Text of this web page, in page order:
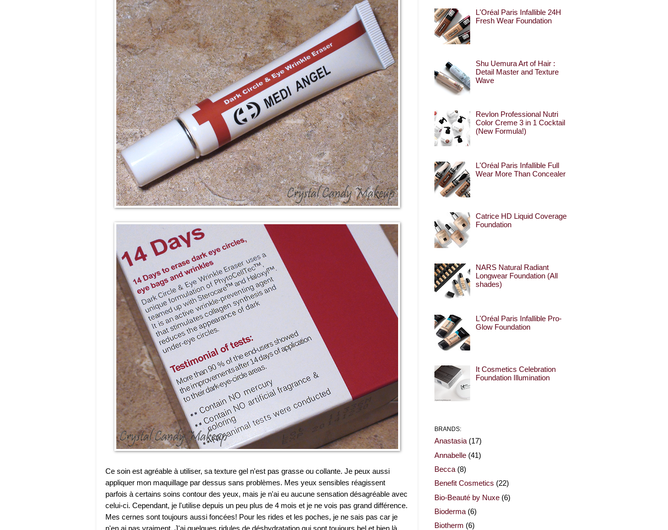
Ce soin est agréable à utiliser, sa texture gel n'est pas grasse ou collante. Je peux aussi
appliquer mon maquillage par dessus sans problèmes. Mes yeux sensibles réagissent
parfois à certains soins contour des yeux, mais je n'ai eu aucune sensation désagréable avec
celui-ci. Cependant, je l'utilise depuis un peu plus de 4 mois et je ne vois pas grand différence.
Mes cernes sont toujours aussi foncées! Pour les rides et les poches, je ne sais pas car je
n'en ai pas vraiment. J'ai quelques ridules de déshydratation qui sont toujours bel et bien là,
L'Oréal Paris Infallible 24H
Fresh Wear Foundation
Shu Uemura Art of Hair :
Detail Master and Texture
Wave
Revlon Professional Nutri
Color Creme 3 in 1 Cocktail
(New Formula!)
L'Oréal Paris Infallible Full
Wear More Than Concealer
Catrice HD Liquid Coverage
Foundation
NARS Natural Radiant
Longwear Foundation (All
shades)
L'Oréal Paris Infallible Pro-
Glow Foundation
It Cosmetics Celebration
Foundation Illumination
BRANDS:
Anastasia (17)
Annabelle (41)
Becca (8)
Benefit Cosmetics (22)
Bio-Beauté by Nuxe (6)
Bioderma (6)
Biotherm (6)